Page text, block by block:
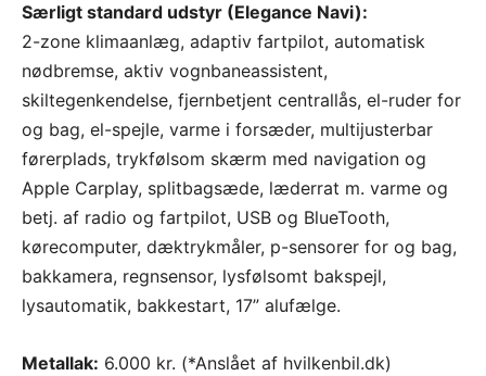
Særligt standard udstyr (Elegance Navi):
2-zone klimaanlæg, adaptiv fartpilot, automatisk
nødbremse, aktiv vognbaneassistent,
skiltegenkendelse, fjernbetjent centrallås, el-ruder for
og bag, el-spejle, varme i forsæder, multijusterbar
førerplads, trykfølsom skærm med navigation og
Apple Carplay, splitbagsæde, læderrat m. varme og
betj. af radio og fartpilot, USB og BlueTooth,
kørecomputer, dæktrykmåler, p-sensorer for og bag,
bakkamera, regnsensor, lysfølsomt bakspejl,
lysautomatik, bakkestart, 17” alufælge.
Metallak: 6.000 kr. (*Anslået af hvilkenbil.dk)